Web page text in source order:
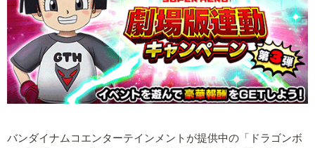
バンダイナムコエンターテインメントが提供中の「ドラゴンボ